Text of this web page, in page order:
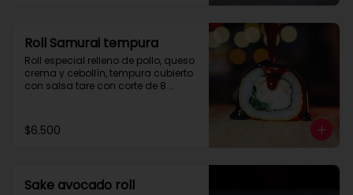
Roll Samurai tempura
Roll especial relleno de pollo, queso
crema y cebollín, tempura cubierto
con salsa tare con corte de 8
$6.500
Sake avocado roll